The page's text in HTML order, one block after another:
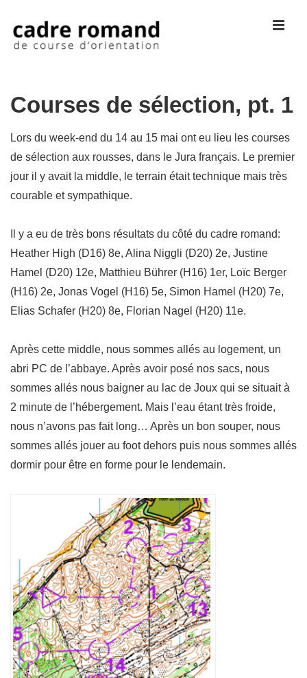
passer
Navigation
Courses de sélection, pt. 1
Lors du week-end du 14 au 15 mai ont eu lieu les courses
de sélection aux rousses, dans le Jura français. Le premier
jour il y avait la middle, le terrain était technique mais très
courable et sympathique.
Il y a eu de très bons résultats du côté du cadre romand:
Heather High (D16) 8e, Alina Niggli (D20) 2e, Justine
Hamel (D20) 12e, Matthieu Bührer (H16) 1er, Loïc Berger
(H16) 2e, Jonas Vogel (H16) 5e, Simon Hamel (H20) 7e,
Elias Schafer (H20) 8e, Florian Nagel (H20) 11e.
Après cette middle, nous sommes allés au logement, un
abri PC de l’abbaye. Après avoir posé nos sacs, nous
sommes allés nous baigner au lac de Joux qui se situait à
2 minute de l’hébergement. Mais l’eau étant très froide,
nous n’avons pas fait long… Après un bon souper, nous
sommes allés jouer au foot dehors puis nous sommes allés
dormir pour être en forme pour le lendemain.